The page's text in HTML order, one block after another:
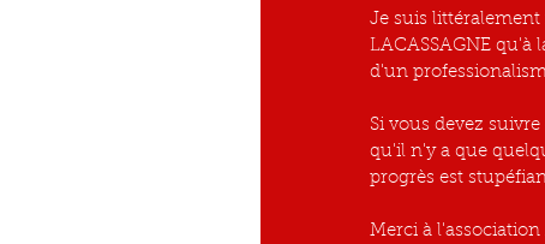
Je suis littéralement
LACASSAGNE qu'à
d'un
Si vous devez
qu'il n'y a que
progrès est
Merci à